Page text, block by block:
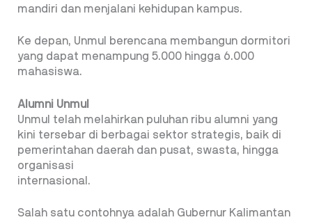
mandiri dan menjalani kehidupan kampus.
Ke depan, Unmul berencana membangun dormitori
yang dapat menampung 5.000 hingga 6.000
mahasiswa.
Alumni Unmul
Unmul telah melahirkan puluhan ribu alumni yang
kini tersebar di berbagai sektor strategis, baik di
pemerintahan daerah dan pusat, swasta, hingga
organisasi
internasional.
Salah satu contohnya adalah Gubernur Kalimantan